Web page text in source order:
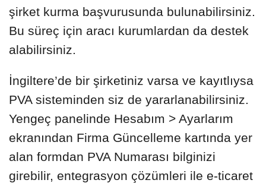
şirket kurma başvurusunda bulunabilirsiniz.
Bu süreç için aracı kurumlardan da destek
alabilirsiniz.
İngiltere’de bir şirketiniz varsa ve kayıtlıysa
PVA sisteminden siz de yararlanabilirsiniz.
Yengeç panelinde Hesabım > Ayarlarım
ekranından Firma Güncelleme kartında yer
alan formdan PVA Numarası bilginizi
girebilir, entegrasyon çözümleri ile e-ticaret